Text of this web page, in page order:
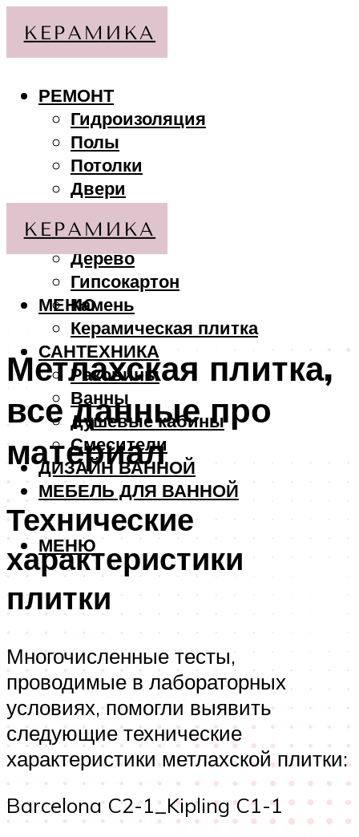
РЕМОНТ
Гидроизоляция
Полы
Потолки
Двери
МАТЕРИАЛЫ
Дерево
Гипсокартон
Камень
Керамическая плитка
САНТЕХНИКА
Раковины
Ванны
Душевые кабины
Смесители
ДИЗАЙН ВАННОЙ
МЕБЕЛЬ ДЛЯ ВАННОЙ
МЕНЮ
МЕНЮ
Метлахская плитка,
все данные про
материал
Технические
характеристики
плитки
Многочисленные тесты,
проводимые в лабораторных
условиях, помогли выявить
следующие технические
характеристики метлахской плитки:
Barcelona C2-1_Kipling C1-1